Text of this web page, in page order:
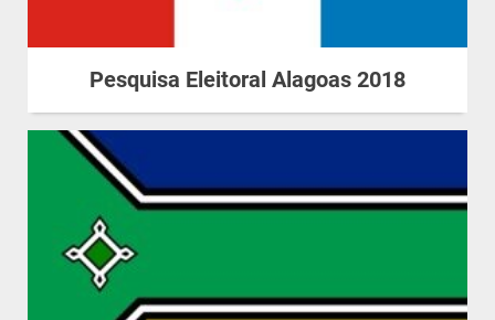
Pesquisa Eleitoral Alagoas 2018